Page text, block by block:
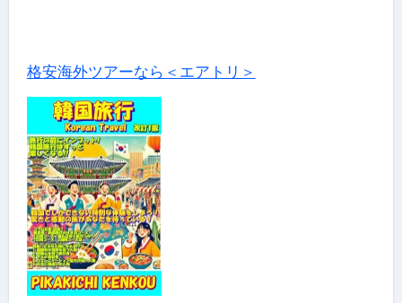
格安海外ツアーなら＜エアトリ＞